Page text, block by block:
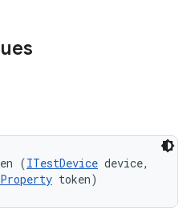
(ITestDevice device,
token)